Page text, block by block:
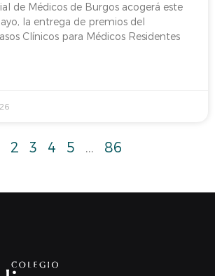
de Médicos de Burgos acogerá este
la entrega de premios del
Clínicos para Médicos Residentes
2 3 4 5 … 86